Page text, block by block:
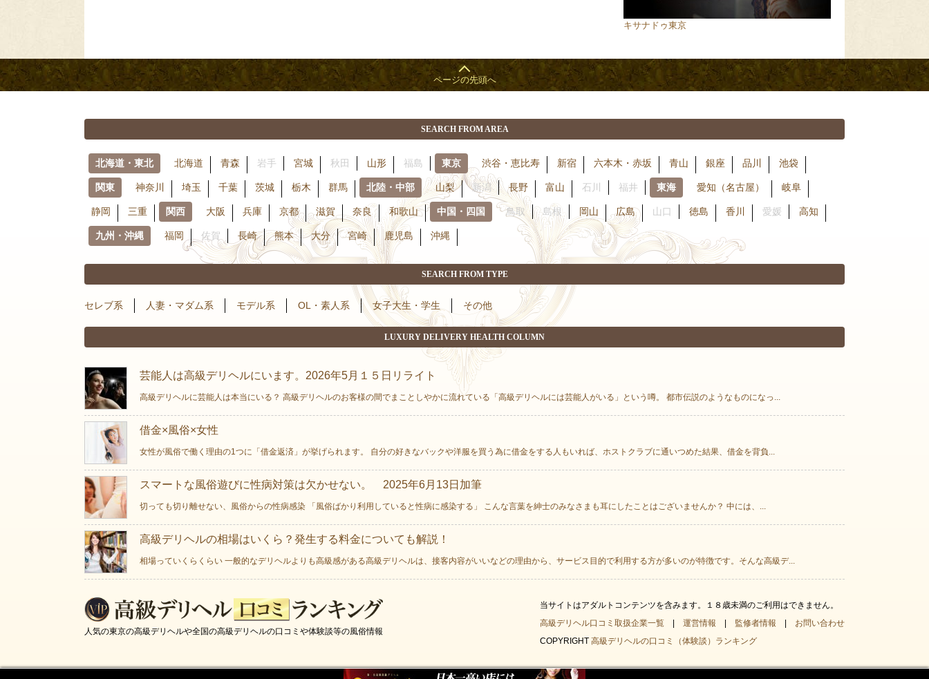
キサナドゥ東京
SEARCH FROM AREA
北海道・東北 北海道 青森 岩手 宮城 秋田 山形 福島 東京 渋谷・恵比寿 新宿 六本木・赤坂 青山 銀座 品川 池袋
関東 神奈川 埼玉 千葉 茨城 栃木 群馬 北陸・中部 山梨 新潟 長野 富山 石川 福井 東海 愛知（名古屋） 岐阜
静岡 三重 関西 大阪 兵庫 京都 滋賀 奈良 和歌山 中国・四国 鳥取 島根 岡山 広島 山口 徳島 香川 愛媛 高知
九州・沖縄 福岡 佐賀 長崎 熊本 大分 宮崎 鹿児島 沖縄
SEARCH FROM TYPE
セレブ系 人妻・マダム系 モデル系 OL・素人系 女子大生・学生 その他
LUXURY DELIVERY HEALTH COLUMN
芸能人は高級デリヘルにいます。2026年5月１５日リライト
高級デリヘルに芸能人は本当にいる？ 高級デリヘルのお客様の間でまことしやかに流れている「高級デリヘルには芸能人がいる」という噂。 都市伝説のようなものになっ...
借金×風俗×女性
女性が風俗で働く理由の1つに「借金返済」が挙げられます。 自分の好きなバックや洋服を買う為に借金をする人もいれば、ホストクラブに通いつめた結果、借金を背負...
スマートな風俗遊びに性病対策は欠かせない。 2025年6月13日加筆
切っても切り離せない、風俗からの性病感染 「風俗ばかり利用していると性病に感染する」 こんな言葉を紳士のみなさまも耳にしたことはございませんか？ 中には、...
高級デリヘルの相場はいくら？発生する料金についても解説！
相場っていくらくらい 一般的なデリヘルよりも高級感がある高級デリヘルは、接客内容がいいなどの理由から、サービス目的で利用する方が多いのが特徴です。そんな高級デ...
人気の東京の高級デリヘルや全国の高級デリヘルの口コミや体験談等の風俗情報
当サイトはアダルトコンテンツを含みます。１８歳未満のご利用はできません。
高級デリヘル口コミ取扱企業一覧 | 運営情報 | 監修者情報 | お問い合わせ
COPYRIGHT 高級デリヘルの口コミ（体験談）ランキング